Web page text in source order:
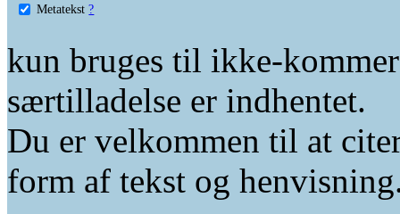
Metatekst ?
kun bruges til ikke-
særtilladelse er indhentet.
Du er velkommen til at
form af tekst og